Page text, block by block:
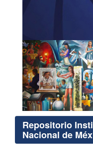
Repositorio
Nacional de